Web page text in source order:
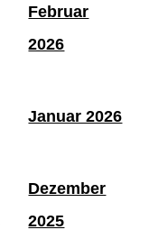
Februar
2026
Januar 2026
Dezember
2025